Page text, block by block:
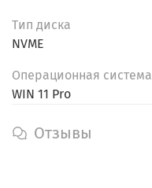
Тип диска
NVME
Операционная система
WIN 11 Pro
Отзывы